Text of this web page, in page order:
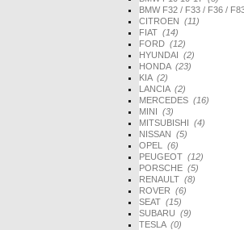
BMW F32 / F33 / F36 /
CITROEN (11)
FIAT (14)
FORD (12)
HYUNDAI (2)
HONDA (23)
KIA (2)
LANCIA (2)
MERCEDES (16)
MINI (3)
MITSUBISHI (4)
NISSAN (5)
OPEL (6)
PEUGEOT (12)
PORSCHE (5)
RENAULT (8)
ROVER (6)
SEAT (15)
SUBARU (9)
TESLA (0)